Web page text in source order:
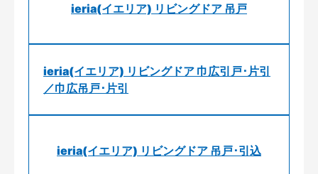
ieria(イエリア) リビングドア 吊戸
ieria(イエリア) リビングドア 巾広引戸･片引
／巾広吊戸･片引
ieria(イエリア) リビングドア 吊戸･引込